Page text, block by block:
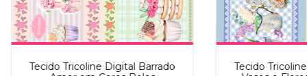
Tecido Tricoline Digital Barrado
Tecido